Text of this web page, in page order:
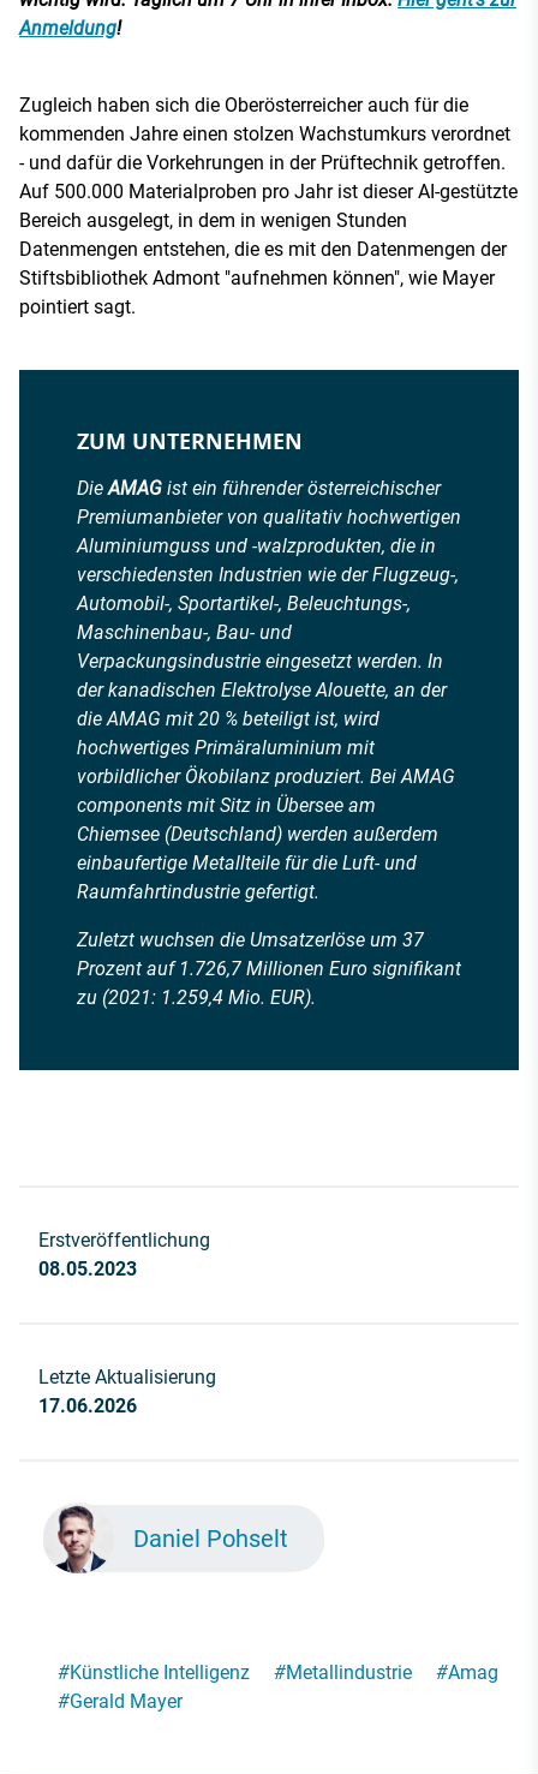
Anmeldung!
Zugleich haben sich die Oberösterreicher auch für die
kommenden Jahre einen stolzen Wachstumkurs verordnet
- und dafür die Vorkehrungen in der Prüftechnik getroffen.
Auf 500.000 Materialproben pro Jahr ist dieser AI-gestützte
Bereich ausgelegt, in dem in wenigen Stunden
Datenmengen entstehen, die es mit den Datenmengen der
Stiftsbibliothek Admont "aufnehmen können", wie Mayer
pointiert sagt.
ZUM UNTERNEHMEN
DieAMAG ist ein führender österreichischer
Premiumanbieter von qualitativ hochwertigen
Aluminiumguss und -walzprodukten, die in
verschiedensten Industrien wie der Flugzeug-,
Automobil-, Sportartikel-, Beleuchtungs-,
Maschinenbau-, Bau- und
Verpackungsindustrie eingesetzt werden. In
der kanadischen Elektrolyse Alouette, an der
die AMAG mit 20 % beteiligt ist, wird
hochwertiges Primäraluminium mit
vorbildlicher Ökobilanz produziert. Bei AMAG
components mit Sitz in Übersee am
Chiemsee (Deutschland) werden außerdem
einbaufertige Metallteile für die Luft- und
Raumfahrtindustrie gefertigt.
Zuletzt wuchsen die Umsatzerlöse um 37
Prozent auf 1.726,7 Millionen Euro signifikant
zu (2021: 1.259,4 Mio. EUR).
Erstveröffentlichung
08.05.2023
Letzte Aktualisierung
17.06.2026
Daniel Pohselt
#Künstliche Intelligenz #Metallindustrie #Amag
#Gerald Mayer